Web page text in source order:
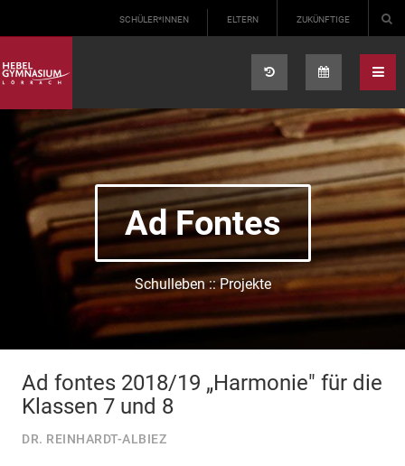
SCHÜLER*INNEN ELTERN ZUKÜNFTIGE
Ad Fontes
Schulleben :: Projekte
Ad fontes 2018/19 „Harmonie" für die
Klassen 7 und 8
DR. REINHARDT-ALBIEZ